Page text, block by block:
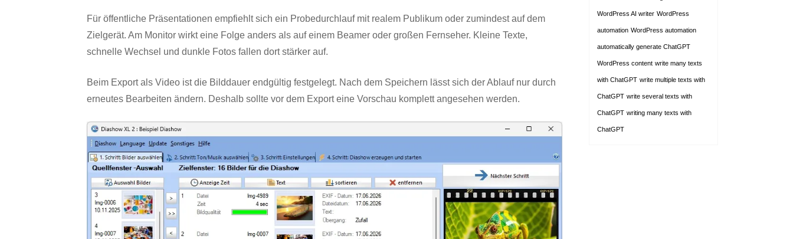
Für öffentliche Präsentationen empfiehlt sich ein Probedurchlauf mit realem Publikum oder zumindest auf dem
Zielgerät. Am Monitor wirkt eine Folge anders als auf einem Beamer oder großen Fernseher. Kleine Texte,
schnelle Wechsel und dunkle Fotos fallen dort stärker auf.
Beim Export als Video ist die Bilddauer endgültig festgelegt. Nach dem Speichern lässt sich der Ablauf nur durch
erneutes Bearbeiten ändern. Deshalb sollte vor dem Export eine Vorschau komplett angesehen werden.
WordPress AI writer WordPress
automation WordPress automation
automatically generate ChatGPT
WordPress content write many texts
with ChatGPT write multiple texts with
ChatGPT write several texts with
ChatGPT writing many texts with
ChatGPT